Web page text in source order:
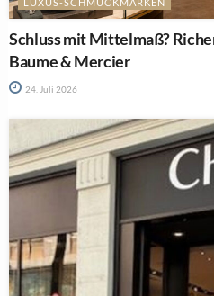
Schluss mit Mittelmaß?
Baume & Mercier
24. Juli 2026